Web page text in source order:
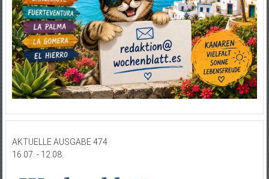
AKTUELLE AUSGABE 474
16.07. - 12.08.